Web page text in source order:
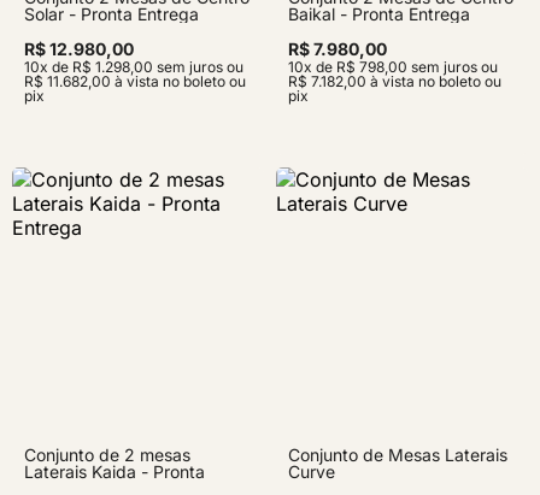
Solar - Pronta Entrega
R$ 12.980,00
10x de R$ 1.298,00 sem juros ou
R$ 11.682,00 à vista no boleto ou
pix
Baikal - Pronta Entrega
R$ 7.980,00
10x de R$ 798,00 sem juros ou
R$ 7.182,00 à vista no boleto ou
pix
Conjunto de 2 mesas
Laterais Kaida - Pronta
Conjunto de Mesas Laterais
Curve